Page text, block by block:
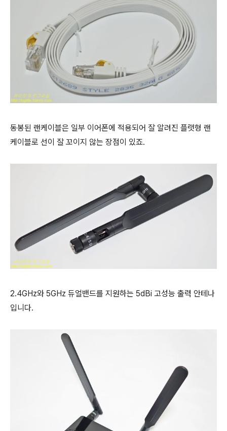
동봉된 랜케이블은 일부 이어폰에 적용되어 잘 알려진 플랫형 랜
케이블로 선이 잘 꼬이지 않는 장점이 있죠.
2.4GHz와 5GHz 듀얼밴드를 지원하는 5dBi 고성능 출력 안테나
입니다.